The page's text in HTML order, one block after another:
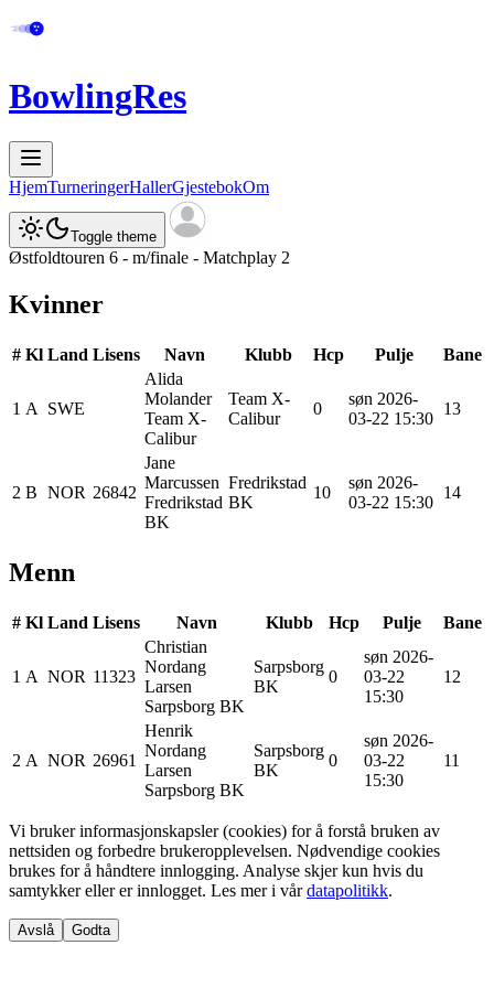
BowlingRes
HjemTurneringerHallerGjestebokOm
Toggle theme
Østfoldtouren 6 - m/finale - Matchplay 2
Kvinner
# Kl Land Lisens Navn Klubb Hcp Pulje Bane
1 A SWE
Alida
Molander
Team X-
Calibur
Team X-
Calibur
0
søn 2026-
03-22 15:30
13
2 B NOR 26842
Jane
Marcussen
Fredrikstad
BK
Fredrikstad
BK
10
søn 2026-
03-22 15:30
14
Menn
# Kl Land Lisens Navn Klubb Hcp Pulje Bane
1 A NOR 11323
Christian
Nordang
Larsen
Sarpsborg BK
Sarpsborg
BK
0
søn 2026-
03-22
15:30
12
2 A NOR 26961
Henrik
Nordang
Larsen
Sarpsborg BK
Sarpsborg
BK
0
søn 2026-
03-22
15:30
11
Vi bruker informasjonskapsler (cookies) for å forstå bruken av
nettsiden og forbedre brukeropplevelsen. Nødvendige cookies
brukes for å håndtere innlogging. Analyse skjer kun hvis du
samtykker eller er innlogget. Les mer i vår datapolitikk.
Avslå Godta